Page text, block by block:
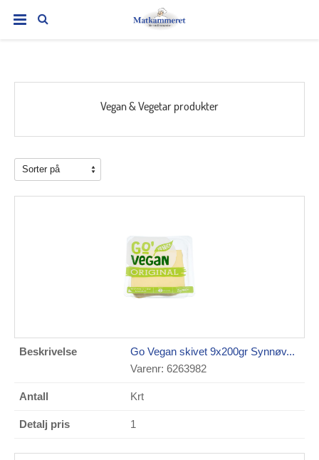
Vegan & Vegetar produkter
Go Vegan skivet 9x200gr Synnøv...
Varenr: 6263982
Krt
1